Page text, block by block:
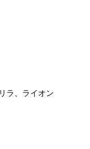
ラ、ライオン